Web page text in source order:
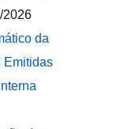
2026
da
Emitidas